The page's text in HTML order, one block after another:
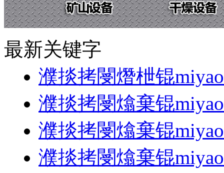
最新关键字
濮掞拷閿熸枻锟
濮掞拷閿熻棄锟
濮掞拷閿熻棄锟
濮掞拷閿熻棄锟